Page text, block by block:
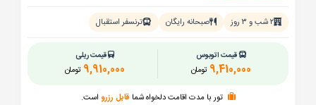
۲ شب و ۳ روز صبحانه رایگان ترنسفر استقبال
قیمت اتوبوس
تومان 9,410,000
قیمت ریلی
تومان 9,910,000
تور با مدت اقامت دلخواه شما قابل رزرو است.